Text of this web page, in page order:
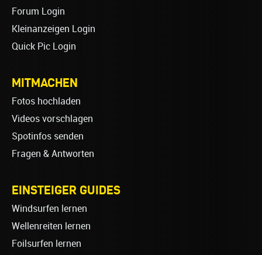
Forum Login
Kleinanzeigen Login
Quick Pic Login
MITMACHEN
Fotos hochladen
Videos vorschlagen
Spotinfos senden
Fragen & Antworten
EINSTEIGER GUIDES
Windsurfen lernen
Wellenreiten lernen
Foilsurfen lernen